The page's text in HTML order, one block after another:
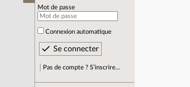
Mot de passe
Connexion automatique
Pas de compte ? S’inscrire…